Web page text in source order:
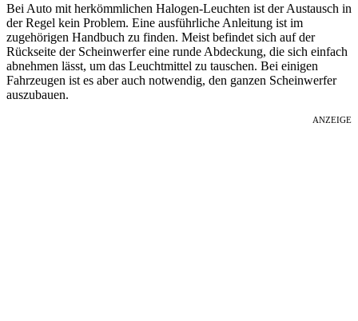
Bei Auto mit herkömmlichen Halogen-Leuchten ist der Austausch in
der Regel kein Problem. Eine ausführliche Anleitung ist im
zugehörigen Handbuch zu finden. Meist befindet sich auf der
Rückseite der Scheinwerfer eine runde Abdeckung, die sich einfach
abnehmen lässt, um das Leuchtmittel zu tauschen. Bei einigen
Fahrzeugen ist es aber auch notwendig, den ganzen Scheinwerfer
auszubauen.
ANZEIGE